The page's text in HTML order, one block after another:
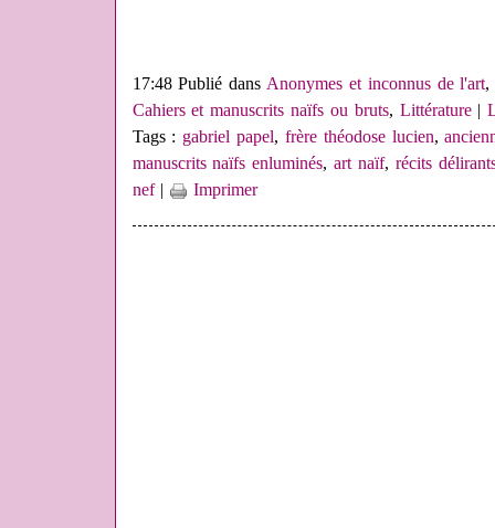
17:48 Publié dansAnonymes et inconnus de l'art,
Cahiers et manuscrits naïfs ou bruts, Littérature|
Tags : gabriel papel, frère théodose lucien,
manuscrits naïfs enluminés,art naïf, récits
nef| Imprimer